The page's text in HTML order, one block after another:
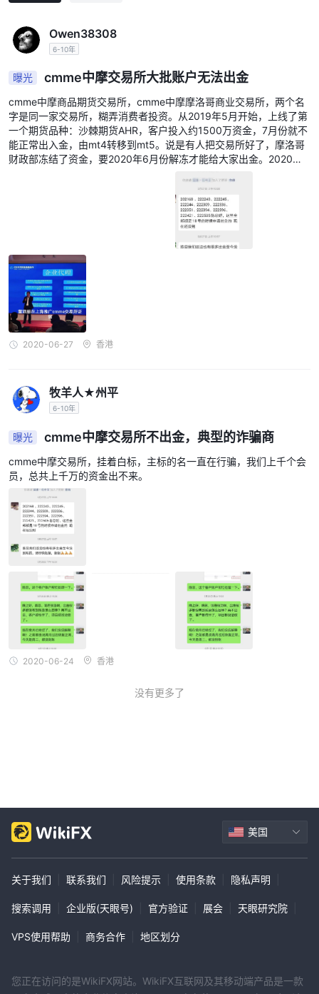
Owen38308
6-10年
曝光 cmme中摩交易所大批账户无法出金
cmme中摩商品期货交易所，cmme中摩摩洛哥商业交易所，两个名
字是同一家交易所，糊弄消费者投资。从2019年5月开始，上线了第
一个期货品种：沙棘期货AHR，客户投入约1500万资金，7月份就不
能正常出入金，由mt4转移到mt5。说是有人把交易所好了，摩洛哥
财政部冻结了资金，要2020年6月份解冻才能给大家出金。2020年1
顺利，大家都期待疫情期间能赚点钱，到6月份之前炒期货的资金也
能拿出来。现在已经是6月末了，不仅是之前的资金拿不回来，今年
投入的资金又不出了金，典型的连环套咋骗行为。而且很多不知道的
会员还在入金，行骗还在继续。呼吁所有的投资者能不要上当受骗，
2020-06-27 香港
牧羊人★州平
6-10年
曝光 cmme中摩交易所不出金，典型的诈骗商
cmme中摩交易所，挂着白标，主标的名一直在行骗，我们上千个会
员，总共上千万的资金出不来。
2020-06-24 香港
没有更多了
美国
关于我们 联系我们 风险提示 使用条款 隐私声明
搜索调用 企业版(天眼号) 官方验证 展会 天眼研究院
VPS使用帮助 商务合作 地区划分
您正在访问的是WikiFX网站。WikiFX互联网及其移动端产品是一款